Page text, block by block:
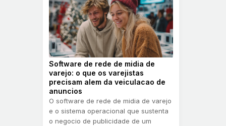
Software de rede de midia de
varejo: o que os varejistas
precisam alem da veiculacao de
anuncios
O software de rede de midia de varejo
e o sistema operacional que sustenta
o negocio de publicidade de um